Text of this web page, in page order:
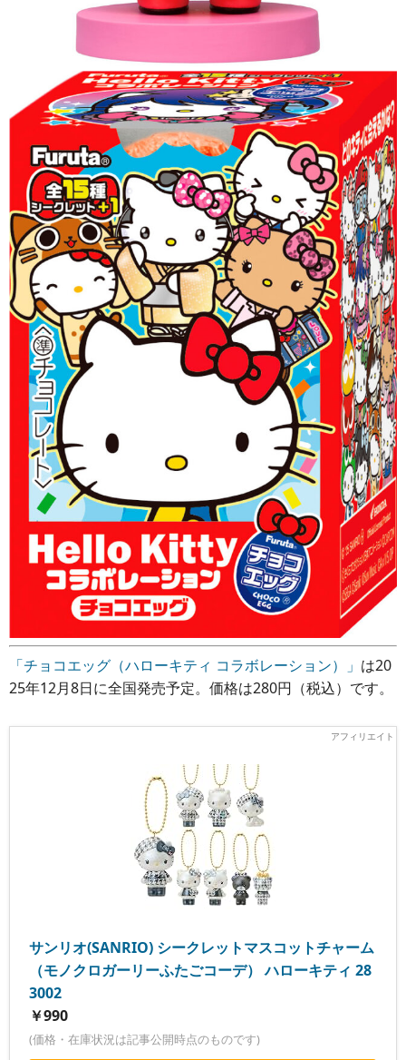
「チョコエッグ（ハローキティ コラボレーション）」 は20
25年12月8日に全国発売予定。価格は280円（税込）です。
サンリオ(SANRIO) シークレットマスコットチャーム
（モノクロガーリーふたごコーデ） ハローキティ 28
3002
￥990
(価格・在庫状況は記事公開時点のものです)